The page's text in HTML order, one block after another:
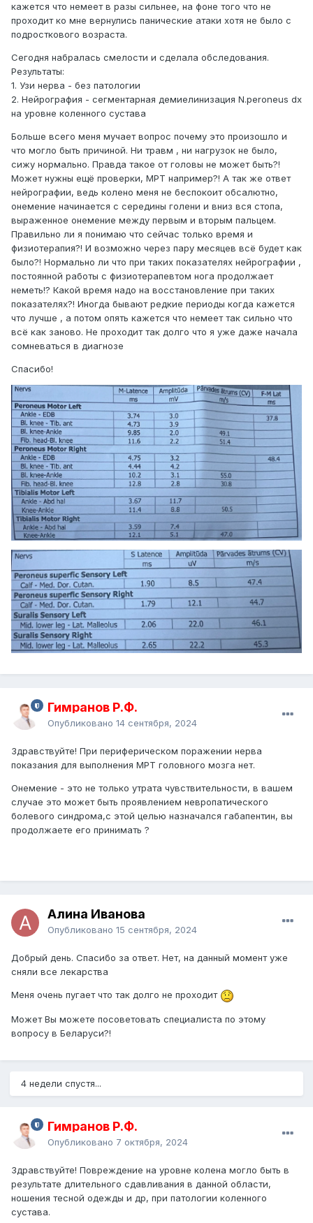
кажется что немеет в разы сильнее, на фоне того что не
проходит ко мне вернулись панические атаки хотя не было с
подросткового возраста.
Сегодня набралась смелости и сделала обследования.
Результаты:
1. Узи нерва - без патологии
2. Нейрография - сегментарная демиелинизация N.peroneus dx
на уровне коленного сустава
Больше всего меня мучает вопрос почему это произошло и
что могло быть причиной. Ни травм , ни нагрузок не было,
сижу нормально. Правда такое от головы не может быть?!
Может нужны ещё проверки, МРТ например?! А так же ответ
нейрографии, ведь колено меня не беспокоит обсалютно,
онемение начинается с середины голени и вниз вся стопа,
выраженное онемение между первым и вторым пальцем.
Правильно ли я понимаю что сейчас только время и
физиотерапия?! И возможно через пару месяцев всё будет как
было?! Нормально ли что при таких показателях нейрографии ,
постоянной работы с физиотерапевтом нога продолжает
неметь!? Какой время надо на восстановление при таких
показателях?! Иногда бывают редкие периоды когда кажется
что лучше , а потом опять кажется что немеет так сильно что
всё как заново. Не проходит так долго что я уже даже начала
сомневаться в диагнозе
Спасибо!
Гимранов Р.Ф.
Опубликовано 14 сентября, 2024
Здравствуйте! При периферическом поражении нерва
показания для выполнения МРТ головного мозга нет.
Онемение - это не только утрата чувствительности, в вашем
случае это может быть проявлением невропатического
болевого синдрома,с этой целью назначался габапентин, вы
продолжаете его принимать ?
Алина Иванова
Опубликовано 15 сентября, 2024
Добрый день. Спасибо за ответ. Нет, на данный момент уже
сняли все лекарства
Меня очень пугает что так долго не проходит
Может Вы можете посоветовать специалиста по этому
вопросу в Беларуси?!
4 недели спустя...
Гимранов Р.Ф.
Опубликовано 7 октября, 2024
Здравствуйте! Повреждение на уровне колена могло быть в
результате длительного сдавливания в данной области,
ношения тесной одежды и др, при патологии коленного
сустава.